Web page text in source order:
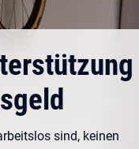
sind, keinen